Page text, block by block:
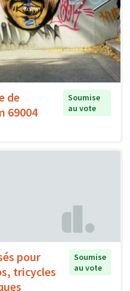
de
69004
Soumise
au vote
pour
tricycles
Soumise
au vote